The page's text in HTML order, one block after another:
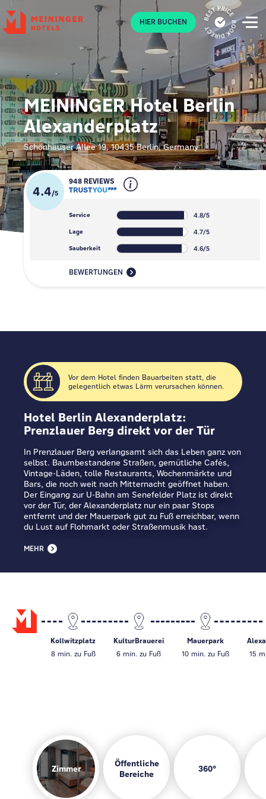
P HIER BUCHEN
MEININGER Hotel Berlin
Alexanderplatz
Schönhauser Allee 19, 10435 Berlin, Germany
4.4/5
948 REVIEWS
Service 4.8/5
Lage 4.7/5
Sauberkeit 4.6/5
BEWERTUNGEN
Vor dem Hotel finden Bauarbeiten statt, die
gelegentlich etwas Lärm verursachen können.
Hotel Berlin Alexanderplatz:
Prenzlauer Berg direkt vor der Tür
In Prenzlauer Berg verlangsamt sich das Leben ganz von
selbst. Baumbestandene Straßen, gemütliche Cafés,
Vintage-Läden, tolle Restaurants, Wochenmärkte und
Bars, die noch weit nach Mitternacht geöffnet haben.
Der Eingang zur U-Bahn am Senefelder Platz ist direkt
vor der Tür, der Alexanderplatz nur ein paar Stops
entfernt und der Mauerpark gut zu Fuß erreichbar, wenn
du Lust auf Flohmarkt oder Straßenmusik hast.
MEHR
Kollwitzplatz
8 min. zu Fuß
KulturBrauerei
6 min. zu Fuß
Mauerpark
10 min. zu Fuß 15
Zimmer
Öffentliche
Bereiche
360°